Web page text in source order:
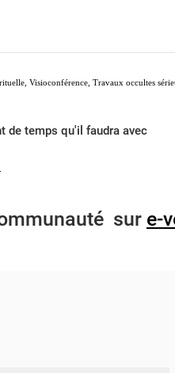
Visioconférence, Travaux occultes
de temps qu'il faudra avec
sur e-